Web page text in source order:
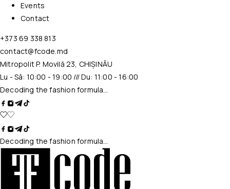
Events
Contact
+373 69 338 813
contact@fcode.md
Mitropolit P. Movilă 23, CHIȘINĂU
Lu - Sâ: 10:00 - 19:00 /// Du: 11:00 - 16:00
Decoding the fashion formula…
Decoding the fashion formula…